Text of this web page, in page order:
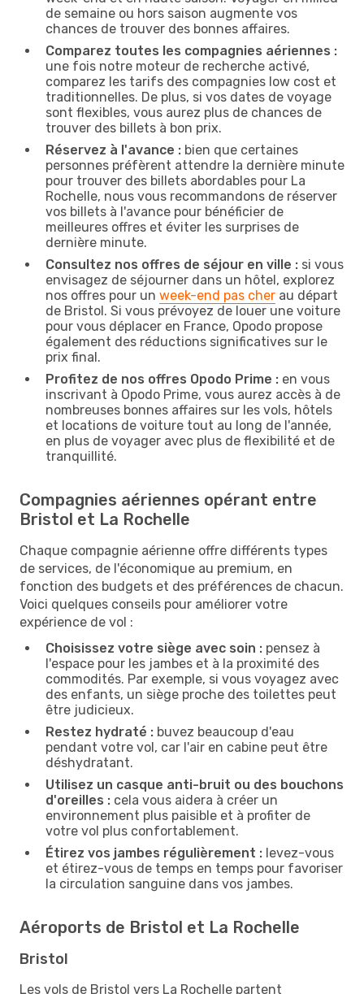
de semaine ou hors saison augmente vos
chances de trouver des bonnes affaires.
Comparez toutes les compagnies aériennes :
une fois notre moteur de recherche activé,
comparez les tarifs des compagnies low cost et
traditionnelles. De plus, si vos dates de voyage
sont flexibles, vous aurez plus de chances de
trouver des billets à bon prix.
Réservez à l'avance : bien que certaines
personnes préfèrent attendre la dernière minute
pour trouver des billets abordables pour La
Rochelle, nous vous recommandons de réserver
vos billets à l'avance pour bénéficier de
meilleures offres et éviter les surprises de
dernière minute.
Consultez nos offres de séjour en ville : si vous
envisagez de séjourner dans un hôtel, explorez
nos offres pour un week-end pas cher au départ
de Bristol. Si vous prévoyez de louer une voiture
pour vous déplacer en France, Opodo propose
également des réductions significatives sur le
prix final.
Profitez de nos offres Opodo Prime : en vous
inscrivant à Opodo Prime, vous aurez accès à de
nombreuses bonnes affaires sur les vols, hôtels
et locations de voiture tout au long de l'année,
en plus de voyager avec plus de flexibilité et de
tranquillité.
Compagnies aériennes opérant entre
Bristol et La Rochelle
Chaque compagnie aérienne offre différents types
de services, de l'économique au premium, en
fonction des budgets et des préférences de chacun.
Voici quelques conseils pour améliorer votre
expérience de vol :
Choisissez votre siège avec soin : pensez à
l'espace pour les jambes et à la proximité des
commodités. Par exemple, si vous voyagez avec
des enfants, un siège proche des toilettes peut
être judicieux.
Restez hydraté : buvez beaucoup d'eau
pendant votre vol, car l'air en cabine peut être
déshydratant.
Utilisez un casque anti-bruit ou des bouchons
d'oreilles : cela vous aidera à créer un
environnement plus paisible et à profiter de
votre vol plus confortablement.
Étirez vos jambes régulièrement : levez-vous
et étirez-vous de temps en temps pour favoriser
la circulation sanguine dans vos jambes.
Aéroports de Bristol et La Rochelle
Bristol
Les vols de Bristol vers La Rochelle partent